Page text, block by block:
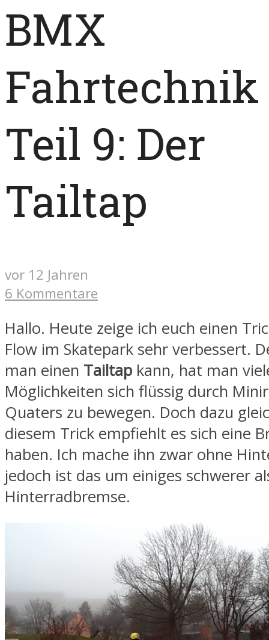
BMX
Fahrtechnik
Teil 9: Der
Tailtap
vor 12 Jahren
6 Kommentare
Hallo. Heute zeige ich euch einen
Flow im Skatepark sehr verbessert.
man einen Tailtap kann, hat man
Möglichkeiten sich flüssig durch
Quaters zu bewegen. Doch dazu
diesem Trick empfiehlt es sich eine
haben. Ich mache ihn zwar ohne
jedoch ist das um einiges schwerer
Hinterradbremse.